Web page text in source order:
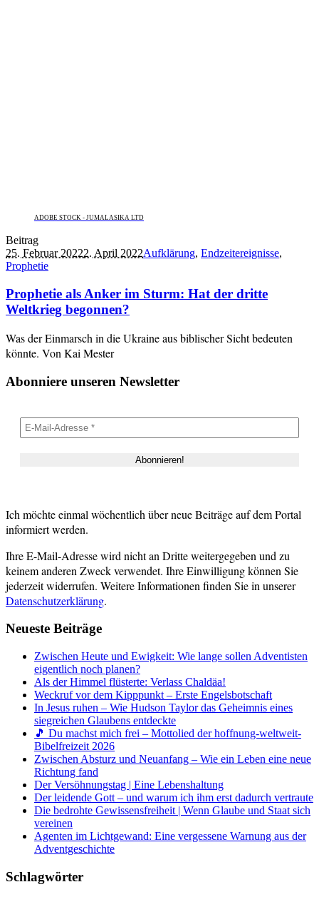
ADOBE STOCK - JUMALASIKA LTD
Beitrag
25. Februar 20222. April 2022Aufklärung, Endzeitereignisse,
Prophetie
Prophetie als Anker im Sturm: Hat der dritte
Weltkrieg begonnen?
Was der Einmarsch in die Ukraine aus biblischer Sicht bedeuten
könnte. Von Kai Mester
Abonniere unseren Newsletter
Ich möchte einmal wöchentlich über neue Beiträge auf dem Portal
informiert werden.
Ihre E-Mail-Adresse wird nicht an Dritte weitergegeben und zu
keinem anderen Zweck verwendet. Ihre Einwilligung können Sie
jederzeit widerrufen. Weitere Informationen finden Sie in unserer
Datenschutzerklärung.
Neueste Beiträge
Zwischen Heute und Ewigkeit: Wie lange sollen Adventisten
eigentlich noch planen?
Als der Himmel flüsterte: Verlass Chaldäa!
Weckruf vor dem Kipppunkt – Erste Engelsbotschaft
In Jesus ruhen – Wie Hudson Taylor das Geheimnis eines
siegreichen Glaubens entdeckte
🎵 Du machst mich frei – Mottolied der hoffnung-weltweit-
Bibelfreizeit 2026
Zwischen Absturz und Neuanfang – Wie ein Leben eine neue
Richtung fand
Der Versöhnungstag | Eine Lebenshaltung
Der leidende Gott – und warum ich ihm erst dadurch vertraute
Die bedrohte Gewissensfreiheit | Wenn Glaube und Staat sich
vereinen
Agenten im Lichtgewand: Eine vergessene Warnung aus der
Adventgeschichte
Schlagwörter